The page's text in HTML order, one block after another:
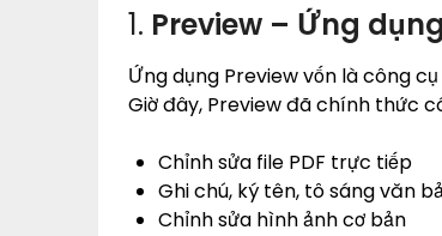
1. Preview – Ứng
Ứng dụng Preview vốn là công
Giờ đây, Preview đã chính thức
Chỉnh sửa file PDF trực tiếp
Ghi chú, ký tên, tô sáng văn
Chỉnh sửa hình ảnh cơ bản